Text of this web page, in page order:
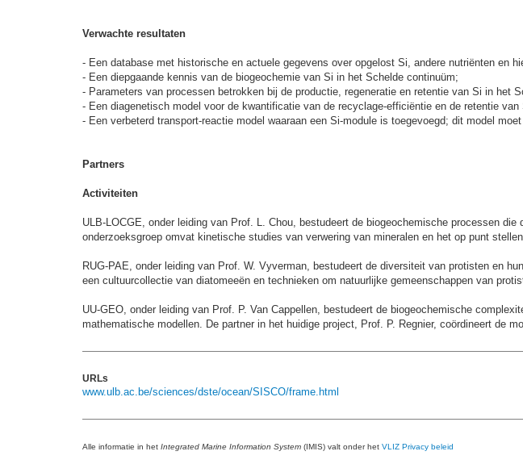
Verwachte resultaten
- Een database met historische en actuele gegevens over opgelost Si, andere nutriënten en
- Een diepgaande kennis van de biogeochemie van Si in het Schelde continuüm;
- Parameters van processen betrokken bij de productie, regeneratie en retentie van Si in het
- Een diagenetisch model voor de kwantificatie van de recyclage-efficiëntie en de retentie
- Een verbeterd transport-reactie model waaraan een Si-module is toegevoegd; dit model
Partners
Activiteiten
ULB-LOCGE, onder leiding van Prof. L. Chou, bestudeert de biogeochemische processen
onderzoeksgroep omvat kinetische studies van verwering van mineralen en het op punt
RUG-PAE, onder leiding van Prof. W. Vyverman, bestudeert de diversiteit van protisten en
een cultuurcollectie van diatomeeën en technieken om natuurlijke gemeenschappen van
UU-GEO, onder leiding van Prof. P. Van Cappellen, bestudeert de biogeochemische
mathematische modellen. De partner in het huidige project, Prof. P. Regnier, coördineert de
URLs
www.ulb.ac.be/sciences/dste/ocean/SISCO/frame.html
Alle informatie in het Integrated Marine Information System (IMIS) valt onder het VLIZ Privacy beleid